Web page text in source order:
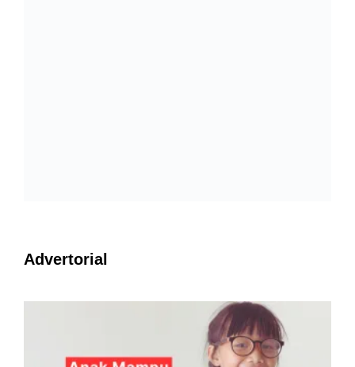
Advertorial